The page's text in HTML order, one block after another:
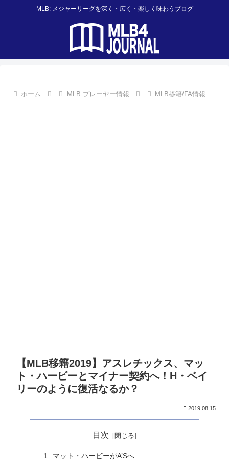
MLB: メジャーリーグを深く・広く・楽しく味わうブログ
ホーム MLB プレーヤー情報 MLB移籍/FA情報
【MLB移籍2019】アスレチックス、マッ
ト・ハービーとマイナー契約へ！H・ベイ
リーのように復活なるか？
2019.08.15
目次
マット・ハービーがA’Sへ